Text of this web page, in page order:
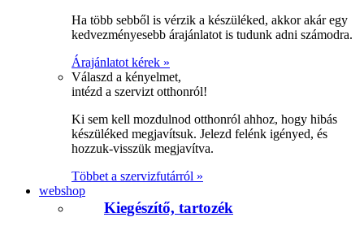
Ha több sebből is vérzik a készüléked, akkor akár egy
kedvezményesebb árajánlatot is tudunk adni számodra.
Árajánlatot kérek »
Válaszd a kényelmet,
intézd a szervizt otthonról!
Ki sem kell mozdulnod otthonról ahhoz, hogy hibás
készüléked megjavítsuk. Jelezd felénk igényed, és
hozzuk-visszük megjavítva.
Többet a szervizfutárról »
webshop
Kiegészítő, tartozék